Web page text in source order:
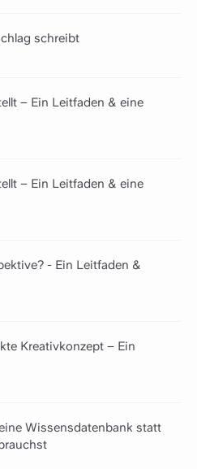
schreibt
– Ein Leitfaden & eine
– Ein Leitfaden & eine
- Ein Leitfaden &
Kreativkonzept – Ein
Wissensdatenbank statt